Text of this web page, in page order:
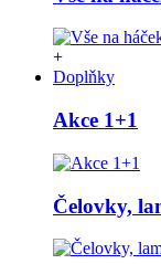
+
Doplňky
Akce 1+1
Čelovky,